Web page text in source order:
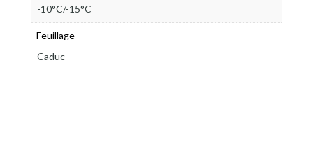
-10°C/-15°C
Feuillage
Caduc